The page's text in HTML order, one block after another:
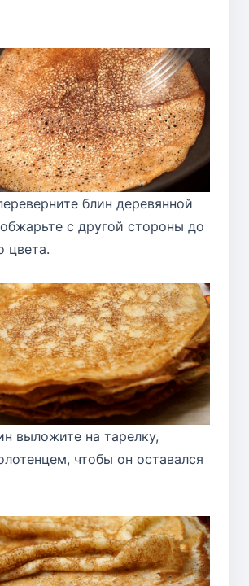
блин деревянной
с другой стороны до
цвета.
выложите на тарелку,
чтобы он оставался